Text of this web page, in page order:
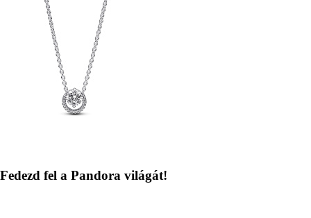
Fedezd fel a Pandora világát!